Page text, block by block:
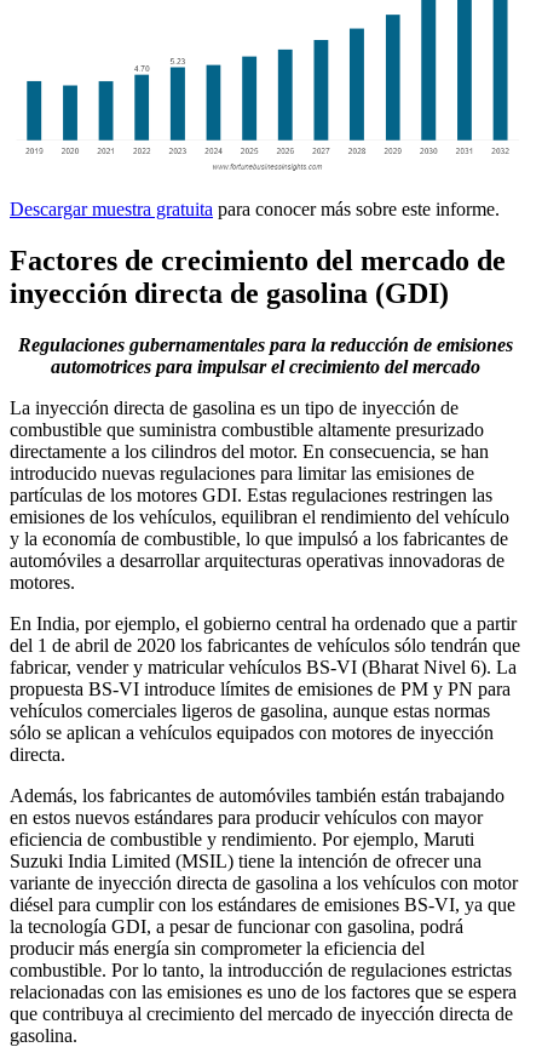
Descargar muestra gratuita para conocer más sobre este informe.
Factores de crecimiento del mercado de
inyección directa de gasolina (GDI)
Regulaciones gubernamentales para la reducción de emisiones
automotrices para impulsar el crecimiento del mercado
La inyección directa de gasolina es un tipo de inyección de
combustible que suministra combustible altamente presurizado
directamente a los cilindros del motor. En consecuencia, se han
introducido nuevas regulaciones para limitar las emisiones de
partículas de los motores GDI. Estas regulaciones restringen las
emisiones de los vehículos, equilibran el rendimiento del vehículo
y la economía de combustible, lo que impulsó a los fabricantes de
automóviles a desarrollar arquitecturas operativas innovadoras de
motores.
En India, por ejemplo, el gobierno central ha ordenado que a partir
del 1 de abril de 2020 los fabricantes de vehículos sólo tendrán que
fabricar, vender y matricular vehículos BS-VI (Bharat Nivel 6). La
propuesta BS-VI introduce límites de emisiones de PM y PN para
vehículos comerciales ligeros de gasolina, aunque estas normas
sólo se aplican a vehículos equipados con motores de inyección
directa.
Además, los fabricantes de automóviles también están trabajando
en estos nuevos estándares para producir vehículos con mayor
eficiencia de combustible y rendimiento. Por ejemplo, Maruti
Suzuki India Limited (MSIL) tiene la intención de ofrecer una
variante de inyección directa de gasolina a los vehículos con motor
diésel para cumplir con los estándares de emisiones BS-VI, ya que
la tecnología GDI, a pesar de funcionar con gasolina, podrá
producir más energía sin comprometer la eficiencia del
combustible. Por lo tanto, la introducción de regulaciones estrictas
relacionadas con las emisiones es uno de los factores que se espera
que contribuya al crecimiento del mercado de inyección directa de
gasolina.